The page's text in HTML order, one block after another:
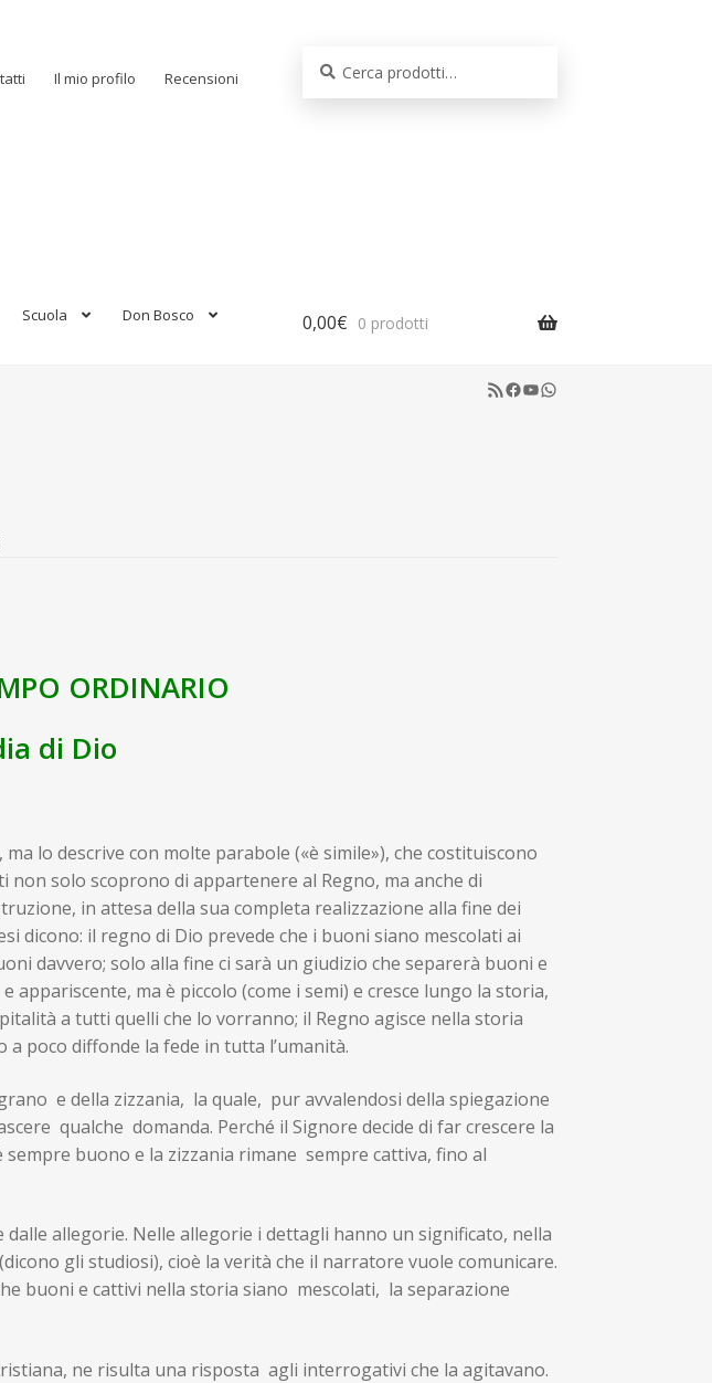
Il mio profilo Recensioni
Scuola Don Bosco 0,00€ 0 prodotti
RSS Feed
Facebook
YouTube
WhatsApp
ORDINARIO
di Dio
lo descrive con molte parabole («è simile»), che costituiscono
non solo scoprono di appartenere al Regno, ma anche di
in attesa della sua completa realizzazione alla fine dei
dicono: il regno di Dio prevede che i buoni siano mescolati ai
davvero; solo alla fine ci sarà un giudizio che separerà buoni e
ma è piccolo (come i semi) e cresce lungo la storia,
a tutti quelli che lo vorranno; il Regno agisce nella storia
a poco diffonde la fede in tutta l’umanità.
e della zizzania, la quale, pur avvalendosi della spiegazione
qualche domanda. Perché il Signore decide di far crescere la
buono e la zizzania rimane sempre cattiva, fino al
allegorie. Nelle allegorie i dettagli hanno un significato, nella
gli studiosi), cioè la verità che il narratore vuole comunicare.
buoni e cattivi nella storia siano mescolati, la separazione
ne risulta una risposta agli interrogativi che la agitavano.